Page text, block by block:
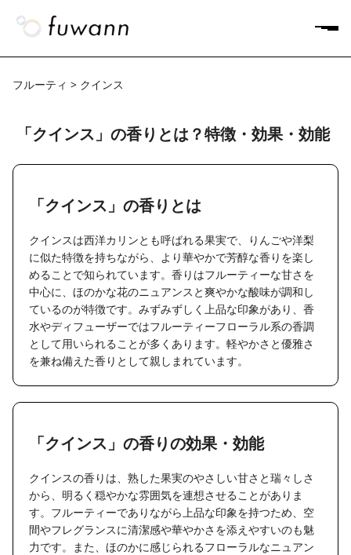
フルーティ > クインス
「クインス」の香りとは？特徴・効果・効能
「クインス」の香りとは
クインスは西洋カリンとも呼ばれる果実で、りんごや洋梨
に似た特徴を持ちながら、より華やかで芳醇な香りを楽し
めることで知られています。香りはフルーティーな甘さを
中心に、ほのかな花のニュアンスと爽やかな酸味が調和し
ているのが特徴です。みずみずしく上品な印象があり、香
水やディフューザーではフルーティーフローラル系の香調
として用いられることが多くあります。軽やかさと優雅さ
を兼ね備えた香りとして親しまれています。
「クインス」の香りの効果・効能
クインスの香りは、熟した果実のやさしい甘さと瑞々しさ
から、明るく穏やかな雰囲気を連想させることがありま
す。フルーティーでありながら上品な印象を持つため、空
間やフレグランスに清潔感や華やかさを添えやすいのも魅
力です。また、ほのかに感じられるフローラルなニュアン